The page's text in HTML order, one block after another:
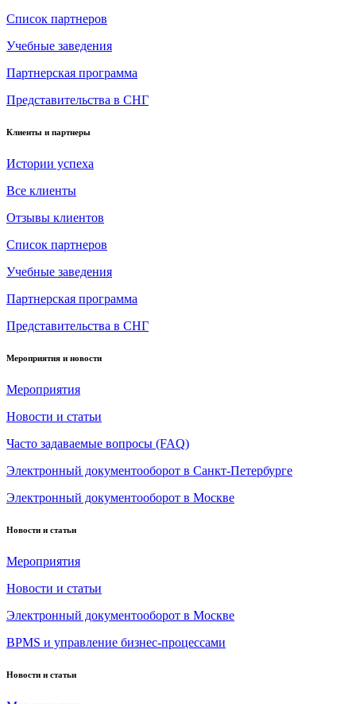
Список партнеров
Учебные заведения
Партнерская программа
Представительства в СНГ
Клиенты и партнеры
Истории успеха
Все клиенты
Отзывы клиентов
Список партнеров
Учебные заведения
Партнерская программа
Представительства в СНГ
Мероприятия и новости
Мероприятия
Новости и статьи
Часто задаваемые вопросы (FAQ)
Электронный документооборот в Санкт-Петербурге
Электронный документооборот в Москве
Новости и статьи
Мероприятия
Новости и статьи
Электронный документооборот в Москве
BPMS и управление бизнес-процессами
Новости и статьи